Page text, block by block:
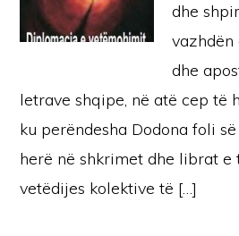
dhe
dhe
letrave shqipe, në atë cep të
ku perëndesha Dodona foli
herë në shkrimet dhe librat e
vetëdijes kolektive të […]